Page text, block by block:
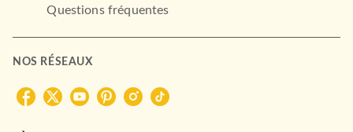
Questions fréquentes
NOS RÉSEAUX